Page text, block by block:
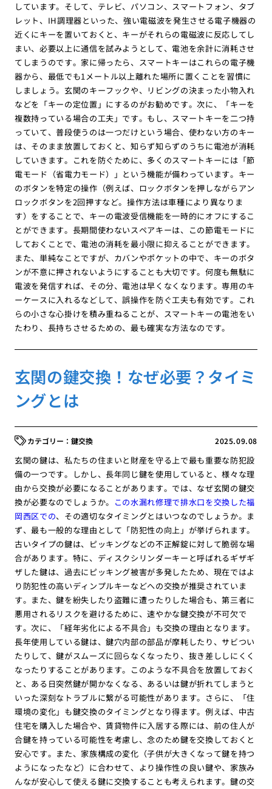
しています。そして、テレビ、パソコン、スマートフォン、タブ
レット、IH調理器といった、強い電磁波を発生させる電子機器の
近くにキーを置いておくと、キーがそれらの電磁波に反応してし
まい、必要以上に通信を試みようとして、電池を余計に消耗させ
てしまうのです。家に帰ったら、スマートキーはこれらの電子機
器から、最低でも1メートル以上離れた場所に置くことを習慣に
しましょう。玄関のキーフックや、リビングの決まった小物入れ
などを「キーの定位置」にするのがお勧めです。次に、「キーを
複数持っている場合の工夫」です。もし、スマートキーを二つ持
っていて、普段使うのは一つだけという場合、使わない方のキー
は、そのまま放置しておくと、知らず知らずのうちに電池が消耗
していきます。これを防ぐために、多くのスマートキーには「節
電モード（省電力モード）」という機能が備わっています。キー
のボタンを特定の操作（例えば、ロックボタンを押しながらアン
ロックボタンを2回押すなど。操作方法は車種により異なりま
す）をすることで、キーの電波受信機能を一時的にオフにするこ
とができます。長期間使わないスペアキーは、この節電モードに
しておくことで、電池の消耗を最小限に抑えることができます。
また、単純なことですが、カバンやポケットの中で、キーのボタ
ンが不意に押されないようにすることも大切です。何度も無駄に
電波を発信すれば、その分、電池は早くなくなります。専用のキ
ーケースに入れるなどして、誤操作を防ぐ工夫も有効です。これ
らの小さな心掛けを積み重ねることが、スマートキーの電池をい
たわり、長持ちさせるための、最も確実な方法なのです。
玄関の鍵交換！なぜ必要？タイミ
ングとは
2025.09.08
鍵交換
玄関の鍵は、私たちの住まいと財産を守る上で最も重要な防犯設
備の一つです。しかし、長年同じ鍵を使用していると、様々な理
由から交換が必要になることがあります。では、なぜ玄関の鍵交
換が必要なのでしょうか。 この水漏れ修理で排水口を交換した福
岡西区での、その適切なタイミングとはいつなのでしょうか。ま
ず、最も一般的な理由として「防犯性の向上」が挙げられます。
古いタイプの鍵は、ピッキングなどの不正解錠に対して脆弱な場
合があります。特に、ディスクシリンダーキーと呼ばれるギザギ
ザした鍵は、過去にピッキング被害が多発したため、現在ではよ
り防犯性の高いディンプルキーなどへの交換が推奨されていま
す。また、鍵を紛失したり盗難に遭ったりした場合も、第三者に
悪用されるリスクを避けるために、速やかな鍵交換が不可欠で
す。次に、「経年劣化による不具合」も交換の理由となります。
長年使用している鍵は、鍵穴内部の部品が摩耗したり、サビつい
たりして、鍵がスムーズに回らなくなったり、抜き差ししにくく
なったりすることがあります。このような不具合を放置しておく
と、ある日突然鍵が開かなくなる、あるいは鍵が折れてしまうと
いった深刻なトラブルに繋がる可能性があります。さらに、「住
環境の変化」も鍵交換のタイミングとなり得ます。例えば、中古
住宅を購入した場合や、賃貸物件に入居する際には、前の住人が
合鍵を持っている可能性を考慮し、念のため鍵を交換しておくと
安心です。また、家族構成の変化（子供が大きくなって鍵を持つ
ようになったなど）に合わせて、より操作性の良い鍵や、家族み
んなが安心して使える鍵に交換することも考えられます。鍵の交